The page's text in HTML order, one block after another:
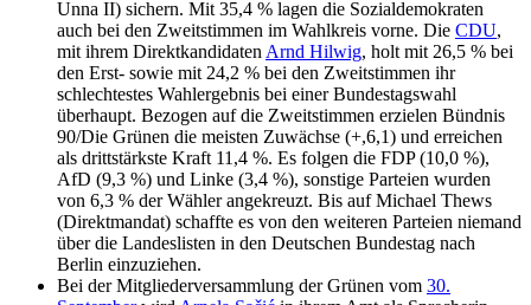
Unna II) sichern. Mit 35,4 % lagen die Sozialdemokraten
auch bei den Zweitstimmen im Wahlkreis vorne. Die CDU,
mit ihrem Direktkandidaten Arnd Hilwig, holt mit 26,5 % bei
den Erst- sowie mit 24,2 % bei den Zweitstimmen ihr
schlechtestes Wahlergebnis bei einer Bundestagswahl
überhaupt. Bezogen auf die Zweitstimmen erzielen Bündnis
90/Die Grünen die meisten Zuwächse (+,6,1) und erreichen
als drittstärkste Kraft 11,4 %. Es folgen die FDP (10,0 %),
AfD (9,3 %) und Linke (3,4 %), sonstige Parteien wurden
von 6,3 % der Wähler angekreuzt. Bis auf Michael Thews
(Direktmandat) schaffte es von den weiteren Parteien niemand
über die Landeslisten in den Deutschen Bundestag nach
Berlin einzuziehen.
Bei der Mitgliederversammlung der Grünen vom 30.